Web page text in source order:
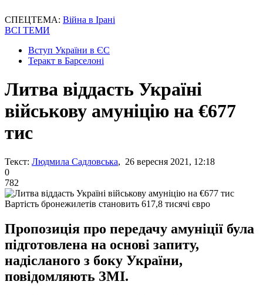
СПЕЦТЕМА: Війна в Ірані
ВСІ ТЕМИ
Вступ України в ЄС
Теракт в Барселоні
Литва віддасть Україні
військову амуніцію на €677
тис
Текст: Людмила Садловська, 26 вересня 2021, 12:18
0
782
Вартість бронежилетів становить 617,8 тисячі євро
Пропозиція про передачу амуніції була
підготовлена на основі запиту,
надісланого з боку України,
повідомляють ЗМІ.